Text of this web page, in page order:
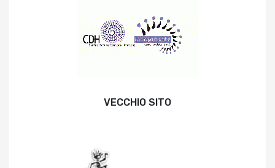
VECCHIO SITO